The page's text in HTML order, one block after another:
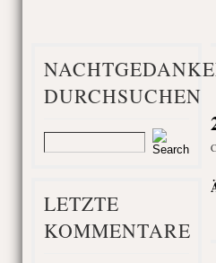
DURCHSUCHEN
LETZTE
KOMMENTARE